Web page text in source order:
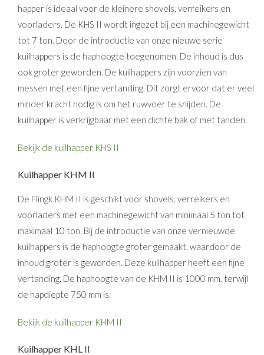
happer is ideaal voor de kleinere shovels, verreikers en
voorladers. De KHS II wordt ingezet bij een machinegewicht
tot 7 ton. Door de introductie van onze nieuwe serie
kuilhappers is de haphoogte toegenomen. De inhoud is dus
ook groter geworden. De kuilhappers zijn voorzien van
messen met een fijne vertanding. Dit zorgt ervoor dat er veel
minder kracht nodig is om het ruwvoer te snijden. De
kuilhapper is verkrijgbaar met een dichte bak of met tanden.
Bekijk de kuilhapper KHS II
Kuilhapper KHM II
De Flingk KHM II is geschikt voor shovels, verreikers en
voorladers met een machinegewicht van minimaal 5 ton tot
maximaal 10 ton. Bij de introductie van onze vernieuwde
kuilhappers is de haphoogte groter gemaakt, waardoor de
inhoud groter is geworden. Deze kuilhapper heeft een fijne
vertanding. De haphoogte van de KHM II is 1000 mm, terwijl
de hapdiepte 750 mm is.
Bekijk de kuilhapper KHM II
Kuilhapper KHL II